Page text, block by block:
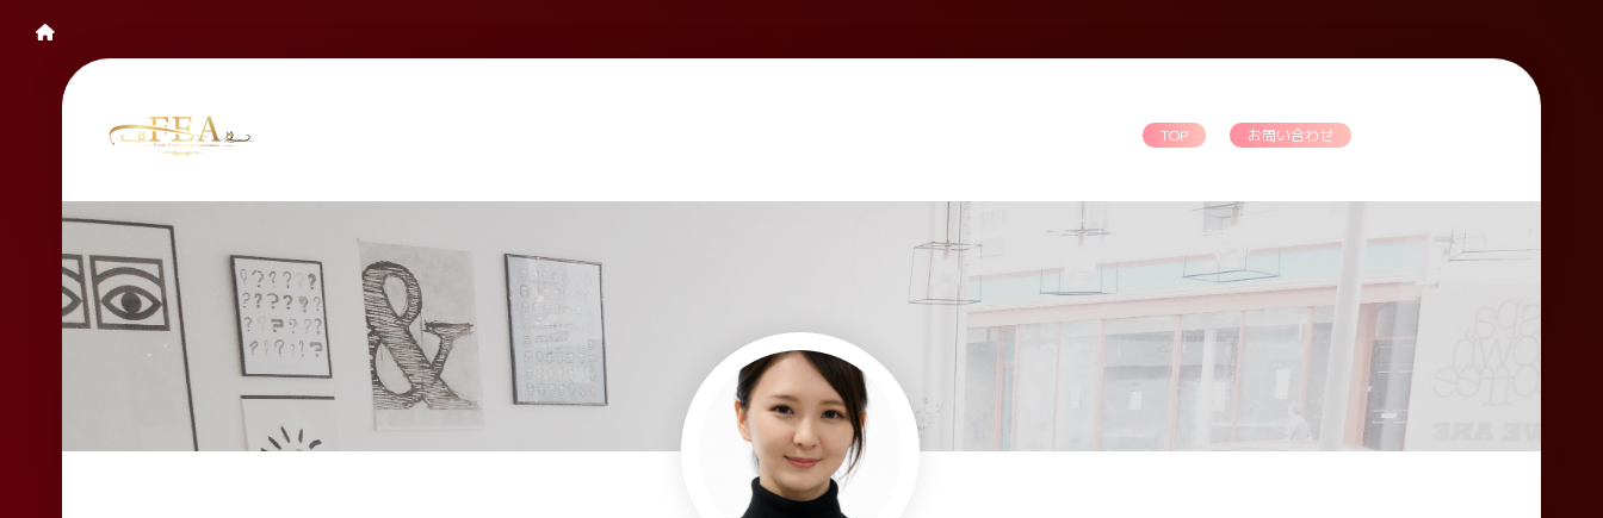
TOP お問い合わせ